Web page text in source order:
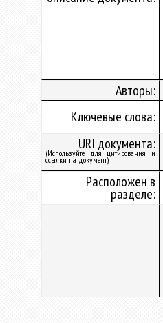
Авторы:
Ключевые слова:
URI документа:
(Используйте для цитирования и
ссылки на документ)
Расположен в
разделе: